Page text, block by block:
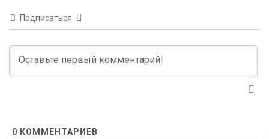
Подписаться
0 КОММЕНТАРИЕВ